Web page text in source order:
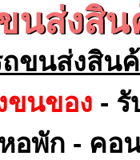
นส่งสิน
ขนส่งสิน
ขนของ -
อพัก - คอ